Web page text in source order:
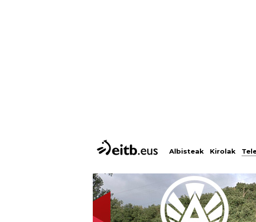
Albisteak Kirolak